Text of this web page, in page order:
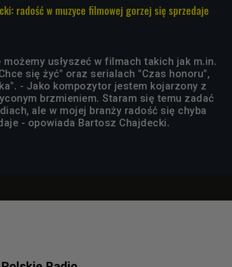
radość w muzyce filmowej gorzej się sprzedaje
możemy usłyszeć w filmach takich jak m.in.
się żyć" oraz serialach "Czas honoru",
- Jako kompozytor jestem kojarzony z
brzmieniem. Staram się temu zadać
ale w mojej branży radość się chyba
- opowiada Bartosz Chajdecki.